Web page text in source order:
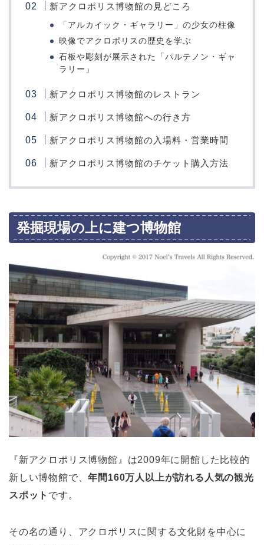
新アクロポリス博物館の見どころ
「アルカイック・ギャラリー」の少女の柱像
映像でアクロポリスの歴史を学ぶ
石板や彫刻が展示された「パルテノン・ギャ
ラリー」
新アクロポリス博物館のレストラン
新アクロポリス博物館への行き方
新アクロポリス博物館の入場料・営業時間
新アクロポリス博物館のチケット購入方法
発掘現場の上に建つ博物館
『新アクロポリス博物館』は2009年に開館した比較的
新しい博物館で、年間160万人以上が訪れる人気の観光
スポット です。
その名の通り、アクロポリスに関する文化財を中心に